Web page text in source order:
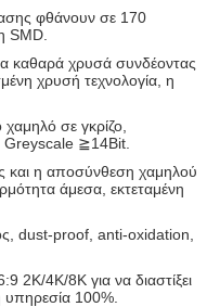
αλουμίνιο
>16.7 >16.7
ρεύμα 110220V+/10%
50 -60
IP45
φθάνουν σε 170
SMD.
καθαρά χρυσά συνδέοντας
χρυσή τεχνολογία, η
σε γκρίζο,
≧14Bit.
και η αποσύνθεση χαμηλού
άμεσα, εκτεταμένη
dust-proof, anti-oxidation,
2K/4K/8K για να διαστίξει
υπηρεσία 100%.